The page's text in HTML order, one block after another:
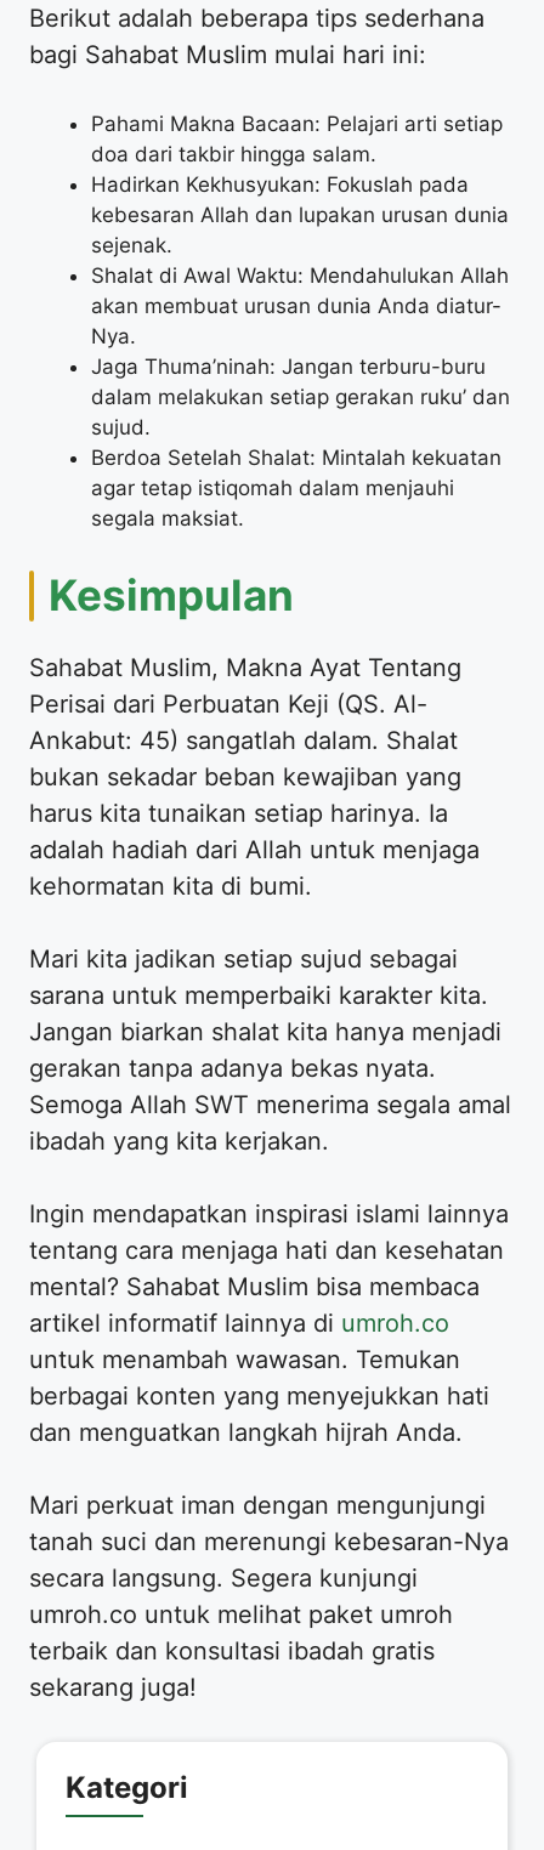
Berikut adalah beberapa tips sederhana
bagi Sahabat Muslim mulai hari ini:
Pahami Makna Bacaan: Pelajari arti setiap
doa dari takbir hingga salam.
Hadirkan Kekhusyukan: Fokuslah pada
kebesaran Allah dan lupakan urusan dunia
sejenak.
Shalat di Awal Waktu: Mendahulukan Allah
akan membuat urusan dunia Anda diatur-
Nya.
Jaga Thuma’ninah: Jangan terburu-buru
dalam melakukan setiap gerakan ruku’ dan
sujud.
Berdoa Setelah Shalat: Mintalah kekuatan
agar tetap istiqomah dalam menjauhi
segala maksiat.
Kesimpulan
Sahabat Muslim, Makna Ayat Tentang
Perisai dari Perbuatan Keji (QS. Al-
Ankabut: 45) sangatlah dalam. Shalat
bukan sekadar beban kewajiban yang
harus kita tunaikan setiap harinya. Ia
adalah hadiah dari Allah untuk menjaga
kehormatan kita di bumi.
Mari kita jadikan setiap sujud sebagai
sarana untuk memperbaiki karakter kita.
Jangan biarkan shalat kita hanya menjadi
gerakan tanpa adanya bekas nyata.
Semoga Allah SWT menerima segala amal
ibadah yang kita kerjakan.
Ingin mendapatkan inspirasi islami lainnya
tentang cara menjaga hati dan kesehatan
mental? Sahabat Muslim bisa membaca
artikel informatif lainnya di umroh.co
untuk menambah wawasan. Temukan
berbagai konten yang menyejukkan hati
dan menguatkan langkah hijrah Anda.
Mari perkuat iman dengan mengunjungi
tanah suci dan merenungi kebesaran-Nya
secara langsung. Segera kunjungi
umroh.co untuk melihat paket umroh
terbaik dan konsultasi ibadah gratis
sekarang juga!
Kategori